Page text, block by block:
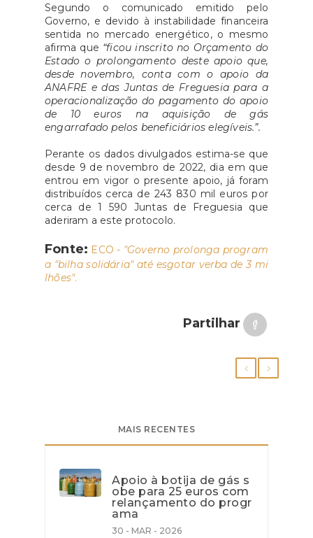
Segundo o comunicado emitido pelo
Governo, e devido à instabilidade financeira
sentida no mercado energético, o mesmo
afirma que “ficou inscrito no Orçamento do
Estado o prolongamento deste apoio que,
desde novembro, conta com o apoio da
ANAFRE e das Juntas de Freguesia para a
operacionalização do pagamento do apoio
de 10 euros na aquisição de gás
engarrafado pelos beneficiários elegíveis.”.
Perante os dados divulgados estima-se que
desde 9 de novembro de 2022, dia em que
entrou em vigor o presente apoio, já foram
distribuídos cerca de 243 830 mil euros por
cerca de 1 590 Juntas de Freguesia que
aderiram a este protocolo.
Fonte: ECO - "Governo prolonga program
a "bilha solidária" até esgotar verba de 3 mi
lhões".
Partilhar
MAIS RECENTES
Apoio à botija de gás s
obe para 25 euros com
relançamento do progr
ama
30 - MAR - 2026